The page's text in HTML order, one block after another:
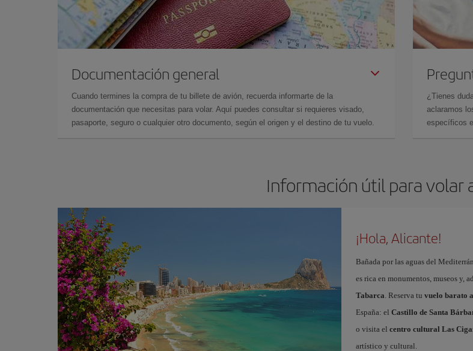
Documentación general
Cuando termines la compra de tu billete de avión, recuerda informarte de la
documentación que necesitas para volar. Aquí puedes consultar si requieres visado,
pasaporte, seguro o cualquier otro documento, según el origen y el destino de tu vuelo.
¿Tienes
aclaramos
específicos
Información útil para volar
¡Hola, Alicante!
Bañada por las aguas del
es rica en monumentos, museos y,
Tabarca. Reserva tu vuelo barato
España: el Castillo de Santa
o visita el centro cultural Las
artístico y cultural.